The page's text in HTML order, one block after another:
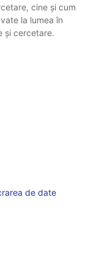
cine și cum
la lumea în
și cercetare.
de date